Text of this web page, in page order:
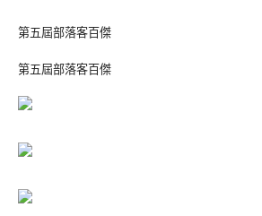
第五屆部落客百傑
第五屆部落客百傑